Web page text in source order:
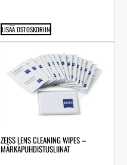
LISÄÄ OSTOSKORIIN
ZEISS LENS CLEANING WIPES –
MÄRKÄPUHDISTUSLIINAT